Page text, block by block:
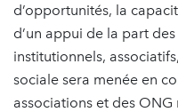
d’opportunités, la
d’un appui de la part
institutionnels,
sociale sera menée en
associations et des ONG